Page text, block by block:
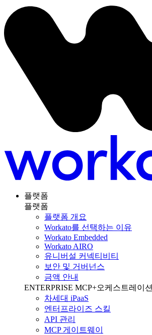
플랫폼
플랫폼
플랫폼 개요
Workato를 선택하는 이유
Workato Embedded
Workato AIRO
유니버설 커넥티비티
보안 및 거버넌스
금액 안내
ENTERPRISE MCP+오케스트레이션
차세대 iPaaS
엔터프라이즈 스킬
API 관리
MCP 게이트웨이